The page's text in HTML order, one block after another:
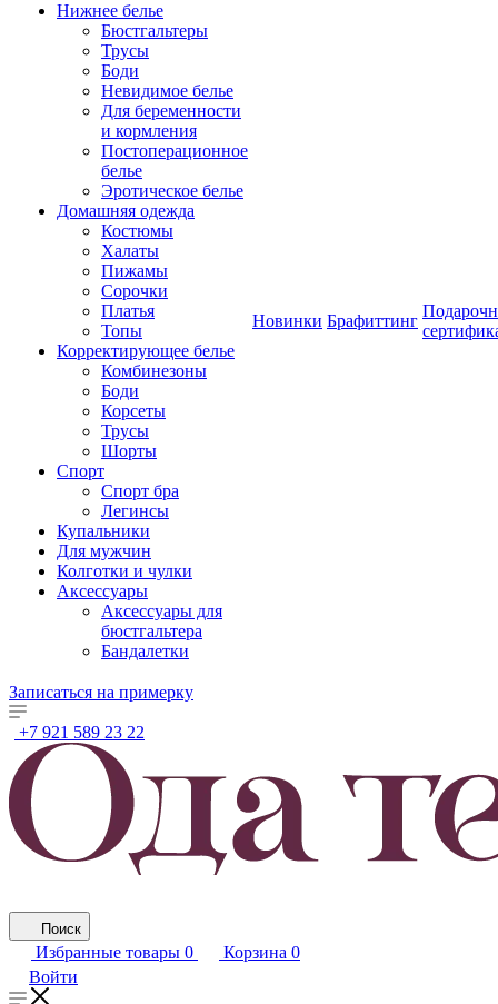
Нижнее белье
Бюстгальтеры
Трусы
Боди
Невидимое белье
Для беременности
и кормления
Постоперационное
белье
Эротическое белье
Домашняя одежда
Костюмы
Халаты
Пижамы
Сорочки
Платья
Топы
Корректирующее белье
Комбинезоны
Боди
Корсеты
Трусы
Шорты
Спорт
Спорт бра
Легинсы
Купальники
Для мужчин
Колготки и чулки
Аксессуары
Аксессуары для
бюстгальтера
Бандалетки
Новинки Брафиттинг
Записаться на примерку
+7 921 589 23 22
Поиск
Избранные товары 0 Корзина 0
Войти